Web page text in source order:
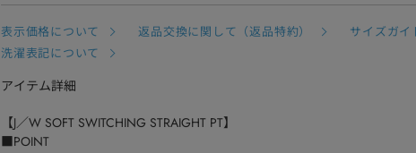
表示価格について 返品交換に関して（返品特約）
サイズガイ
洗濯表記について
アイテム詳細
【J／W SOFT SWITCHING STRAIGHT PT】
■POINT